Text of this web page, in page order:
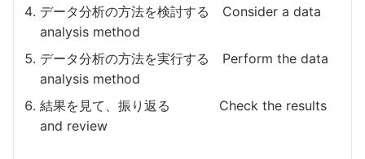
データ分析の方法を検討する Consider a data
analysis method
データ分析の方法を実行する Perform the data
analysis method
結果を見て、振り返る Check the results
and review